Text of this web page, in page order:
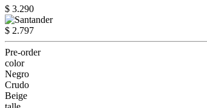
$ 3.290
$ 2.797
Pre-order
color
Negro
Crudo
Beige